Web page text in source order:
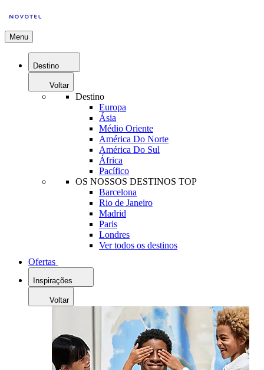
Menu
Destino
Voltar
Destino
Europa
Ásia
Médio Oriente
América Do Norte
América Do Sul
África
Pacífico
OS NOSSOS DESTINOS TOP
Barcelona
Rio de Janeiro
Madrid
Paris
Londres
Ver todos os destinos
Ofertas
Inspirações
Voltar